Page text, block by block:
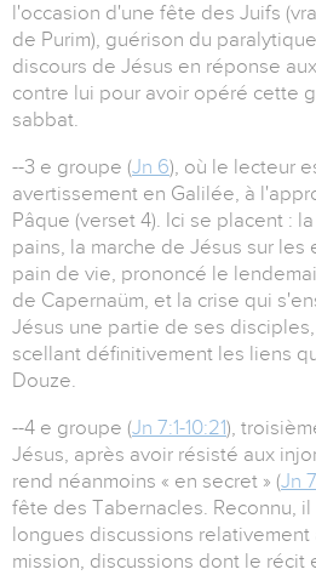
l'occasion d'une fête des Juifs
de Purim), guérison du
discours de Jésus en réponse
contre lui pour avoir opéré cette
sabbat.
--3 e groupe (Jn 6), où le lecteur
avertissement en Galilée, à
Pâque (verset 4). Ici se placent :
pains, la marche de Jésus sur les
pain de vie, prononcé le
de Capernaüm, et la crise qui
Jésus une partie de ses
scellant définitivement les liens
Douze.
--4 e groupe (Jn 7:1-10:21),
Jésus, après avoir résisté aux
rend néanmoins « en secret » (Jn
fête des Tabernacles. Reconnu,
longues discussions
mission, discussions dont le récit